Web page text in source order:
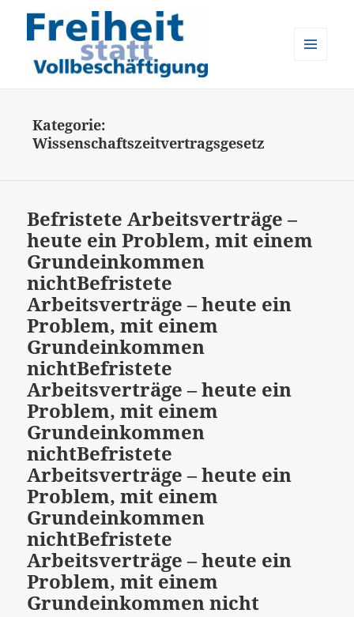
Kategorie:
Wissenschaftszeitvertragsgesetz
Befristete Arbeitsverträge –
heute ein Problem, mit einem
Grundeinkommen
nichtBefristete
Arbeitsverträge – heute ein
Problem, mit einem
Grundeinkommen
nichtBefristete
Arbeitsverträge – heute ein
Problem, mit einem
Grundeinkommen
nichtBefristete
Arbeitsverträge – heute ein
Problem, mit einem
Grundeinkommen
nichtBefristete
Arbeitsverträge – heute ein
Problem, mit einem
Grundeinkommen nicht